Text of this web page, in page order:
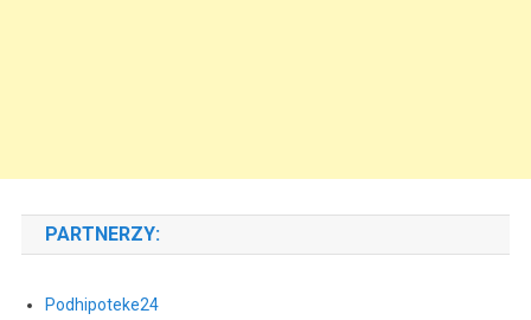
PARTNERZY:
Podhipoteke24